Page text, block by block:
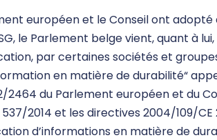
européen et le Conseil ont
le Parlement belge vient, quant à
par certaines sociétés et
en matière de durabilité“
2464 du Parlement européen et du
2014 et les directives 2004/109/
d’informations en matière de